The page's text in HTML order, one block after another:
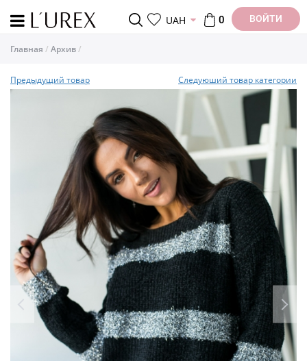
UAH 0 ВОЙТИ
Главная Архив
Предыдущий товар Следуюший товар категории